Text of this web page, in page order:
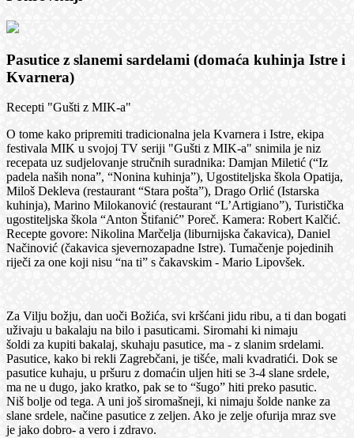
Pasutice z slanemi sardelami (domaća kuhinja Istre i
Kvarnera)
Recepti "Gušti z MIK-a"
O tome kako pripremiti tradicionalna jela Kvarnera i Istre, ekipa
festivala MIK u svojoj TV seriji "Gušti z MIK-a" snimila je niz
recepata uz sudjelovanje stručnih suradnika: Damjan Miletić (“Iz
padela naših nona”, “Nonina kuhinja”), Ugostiteljska škola Opatija,
Miloš Dekleva (restaurant “Stara pošta”), Drago Orlić (Istarska
kuhinja), Marino Milokanović (restaurant “L’Artigiano”), Turistička
ugostiteljska škola “Anton Štifanić” Poreč. Kamera: Robert Kalčić.
Recepte govore: Nikolina Marčelja (liburnijska čakavica), Daniel
Načinović (čakavica sjevernozapadne Istre). Tumačenje pojedinih
riječi za one koji nisu “na ti” s čakavskim - Mario Lipovšek.
Za Vilju božju, dan uoči Božića, svi kršćani jidu ribu, a ti dan bogati
uživaju u bakalaju na bilo i pasuticami. Siromahi ki nimaju
šoldi za kupiti bakalaj, skuhaju pasutice, ma - z slanim srdelami.
Pasutice, kako bi rekli Zagrebčani, je tišće, mali kvadratići. Dok se
pasutice kuhaju, u pršuru z domaćin uljen hiti se 3-4 slane srdele,
ma ne u dugo, jako kratko, pak se to “šugo” hiti preko pasutic.
Niš bolje od tega. A uni još siromašneji, ki nimaju šolde nanke za
slane srdele, načine pasutice z zeljen. Ako je zelje ofurija mraz sve
je jako dobro- a vero i zdravo.